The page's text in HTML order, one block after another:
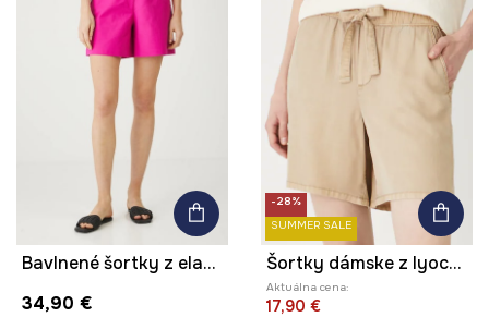
Bavlnené šortky z elastánu s opaskom ružová farba
34,90 €
-28%
SUMMER SALE
Šortky dámske z lyocellu hladké
Aktuálna cena:
17,90 €